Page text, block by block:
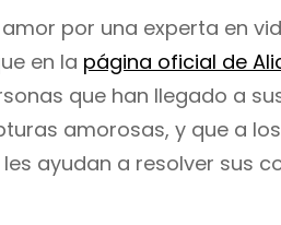
por una experta en
en la página oficial de
que han llegado a
amorosas, y que a
ayudan a resolver sus